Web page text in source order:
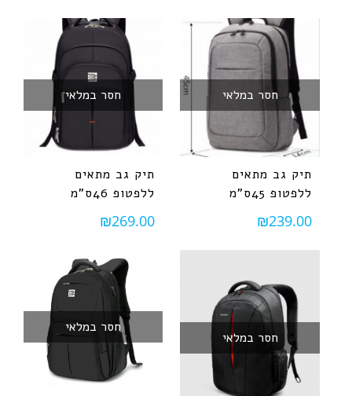
חסר במלאי
תיק גב מתאים
ללפטופ 45ס"מ
₪239.00
חסר במלאי
תיק גב מתאים
ללפטופ 46ס"מ
₪269.00
חסר במלאי
חסר במלאי